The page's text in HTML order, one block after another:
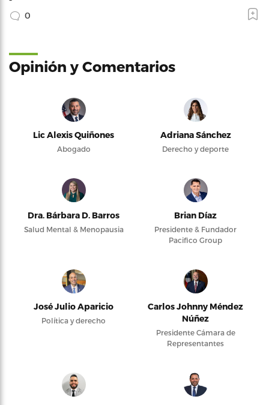
0
Opinión y Comentarios
Lic Alexis Quiñones
Abogado
Adriana Sánchez
Derecho y deporte
Dra. Bárbara D. Barros
Salud Mental & Menopausia
Brian Díaz
Presidente & Fundador
Pacifico Group
José Julio Aparicio
Política y derecho
Carlos Johnny Méndez
Núñez
Presidente Cámara de
Representantes